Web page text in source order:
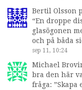
Bertil Olsson
“En droppe
glasögonen
och på båda
sep 11, 10:24
Michael
bra den här
fråga: